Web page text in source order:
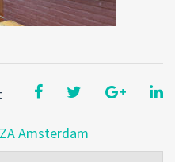
Amsterdam